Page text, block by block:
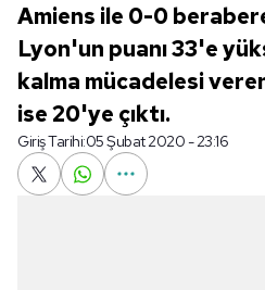
Amiens ile 0-0
Lyon'un puanı 33'e
kalma mücadelesi
ise 20'ye çıktı.
Giriş Tarihi:05 Şubat 2020 - 23:16